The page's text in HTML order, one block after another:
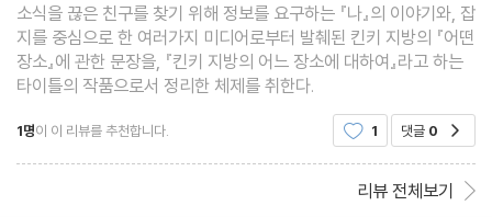
소식을 끊은 친구를 찾기 위해 정보를 요구하는 『나』의 이야기와, 잡
지를 중심으로 한 여러가지 미디어로부터 발췌된 킨키 지방의 『어떤
장소』에 관한 문장을, 『킨키 지방의 어느 장소에 대하여』라고 하는
타이틀의 작품으로서 정리한 체제를 취한다.
1명이 이 리뷰를 추천합니다. 1 댓글 0
리뷰 전체보기